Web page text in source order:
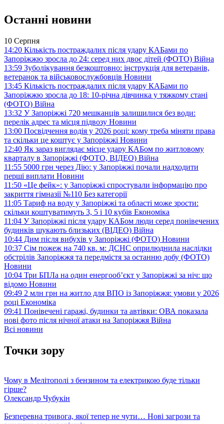
Останні новини
10 Серпня
14:20 Кількість постраждалих після удару КАБами по
Запоріжжю зросла до 24: серед них двоє дітей (ФОТО) Війна
13:59 Зуболікування безкоштовно: інструкція для ветеранів,
ветеранок та військовослужбовців Новини
13:45 Кількість постраждалих після удару КАБами по
Запоріжжю зросла до 18: 10-річна дівчинка у тяжкому стані
(ФОТО) Війна
13:32 У Запоріжжі 720 мешканців залишилися без води:
перелік адрес та місця підвозу Новини
13:00 Посвідчення водія у 2026 році: кому треба міняти права
та скільки це коштує у Запоріжжі Новини
12:40 Як зараз виглядає місце удару КАБом по житловому
кварталу в Запоріжжі (ФОТО, ВІДЕО) Війна
11:55 5000 грн через Дію: у Запоріжжі почали надходити
перші виплати Новини
11:50 «Це фейк»: у Запоріжжі спростували інформацію про
закриття гімназії №110 Без категорії
11:05 Тариф на воду у Запоріжжі та області може зрости:
скільки коштуватимуть 3, 5 і 10 кубів Економіка
11:04 У Запоріжжі після удару КАБом люди серед понівечених
будинків шукають близьких (ВІДЕО) Війна
10:44 Дим після вибухів у Запоріжжі (ФОТО) Новини
10:37 Сім пожеж на 740 кв. м: ДСНС оприлюднила наслідки
обстрілів Запоріжжя та передмістя за останню добу (ФОТО)
Новини
10:04 Три БПЛа на один енергооб’єкт у Запоріжжі за ніч: що
відомо Новини
09:49 2 млн грн на житло для ВПО із Запоріжжя: умови у 2026
році Економіка
09:41 Понівечені гаражі, будинки та автівки: ОВА показала
нові фото після нічної атаки на Запоріжжя Війна
Всі новини
Точки зору
Чому в Мелітополі з бензином та електрикою буде тільки
гірше?
Олександр Чубукін
Безперевна тривога, якої тепер не чути… Нові загрози та